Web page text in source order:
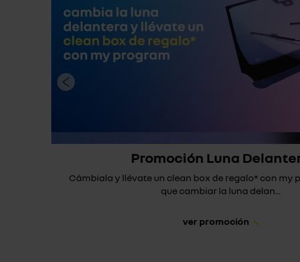
Promoción Luna
Cámbiala y llévate un clean box de regalo* con my
que cambiar la luna delan...
ver promoción